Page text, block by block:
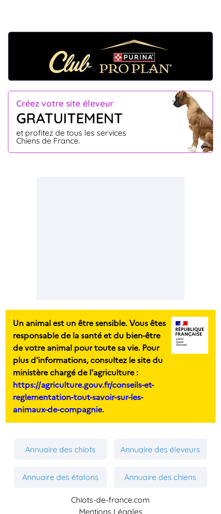
Créez votre site éleveur
GRATUITEMENT
et profitez de tous les services
Chiens de France.
Un animal est un être sensible. Vous êtes
responsable de la santé et du bien-être
de votre animal pour toute sa vie. Pour
plus d'informations, consultez le site du
ministère chargé de l'agriculture :
https://agriculture.gouv.fr/conseils-et-
reglementation-tout-savoir-sur-les-
animaux-de-compagnie.
Annuaire des chiots Annuaire des éleveurs
Annuaire des étalons Annuaire des chiens
Chiots-de-france.com
Mentions Légales